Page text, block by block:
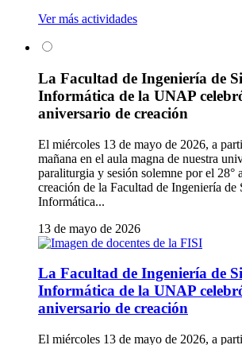
Ver más actividades
La Facultad de Ingeniería de
Informática de la UNAP
aniversario de creación
El miércoles 13 de mayo de 2026, a
mañana en el aula magna de nuestra
paraliturgia y sesión solemne por el 28°
creación de la Facultad de Ingeniería de
Informática...
13 de mayo de 2026
La Facultad de Ingeniería de
Informática de la UNAP
aniversario de creación
El miércoles 13 de mayo de 2026, a